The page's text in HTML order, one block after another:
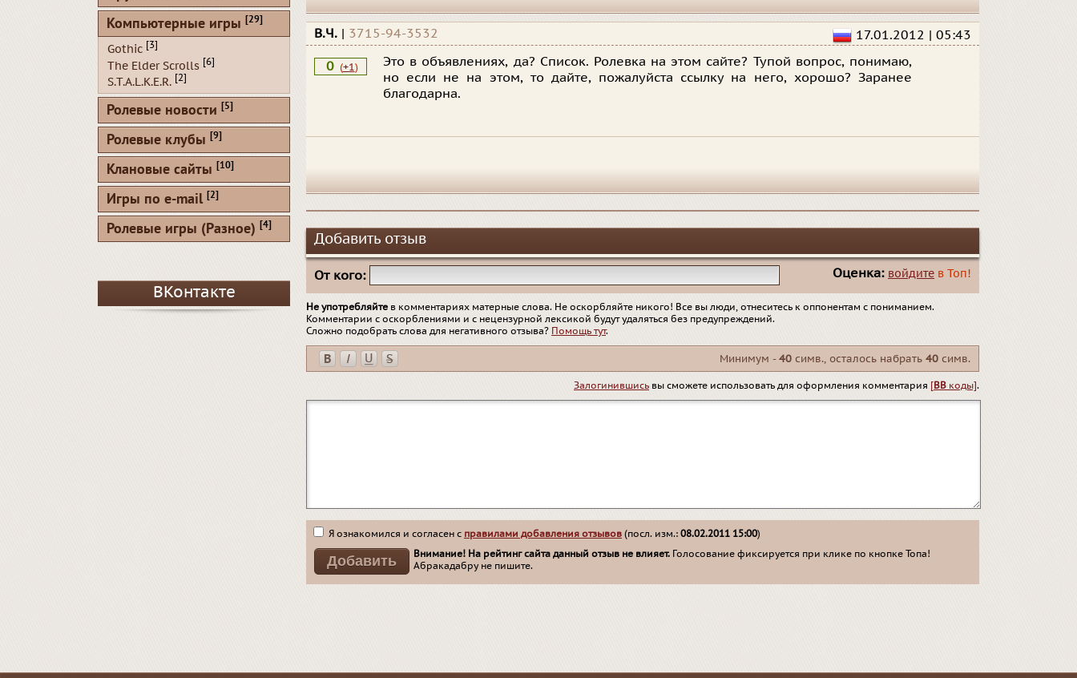
В.Ч. | 3715-94-3532 17.01.2012 | 05:43
0 (+1)
Это в объявлениях, да? Список. Ролевка на этом сайте? Тупой вопрос, понимаю,
но если не на этом, то дайте, пожалуйста ссылку на него, хорошо? Заранее
благодарна.
Добавить отзыв
От кого: Оценка: войдите в Топ!
Не употребляйте в комментариях матерные слова. Не оскорбляйте никого! Все вы люди, отнеситесь к оппонентам с пониманием.
Комментарии с оскорблениями и с нецензурной лексикой будут удаляться без предупреждений.
Сложно подобрать слова для негативного отзыва? Помощь тут.
Минимум -40 симв., осталось набрать 40 симв.
Залогинившись вы сможете использовать для оформления комментария [BB коды].
Я ознакомился и согласен с правилами добавления отзывов (посл. изм.: 08.02.2011 15:00)
Внимание! На рейтинг сайта данный отзыв не влияет. Голосование фиксируется при клике по кнопке Топа!
Абракадабру не пишите.
Компьютерные игры [29]
Gothic [3]
The Elder Scrolls [6]
S.T.A.L.K.E.R. [2]
Ролевые новости [5]
Ролевые клубы [9]
Клановые сайты [10]
Игры по e-mail [2]
Ролевые игры (Разное) [4]
ВКонтакте